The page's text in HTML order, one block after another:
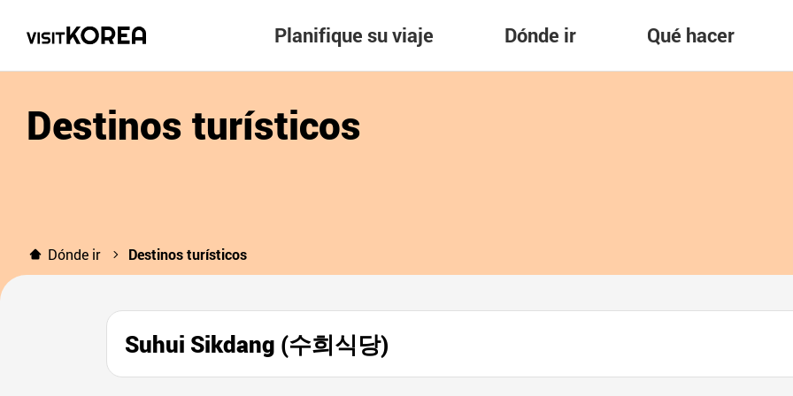
Planifique su viaje Dónde ir Qué hacer
Destinos turísticos
Dónde ir Destinos turísticos
Suhui Sikdang (수희식당)